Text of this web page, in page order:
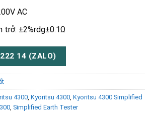
AC
trở: ±2%rdg±0.1Ω
14 (ZALO)
4300, Kyoritsu 4300, Kyoritsu 4300 Simplified
, Simplified Earth Tester